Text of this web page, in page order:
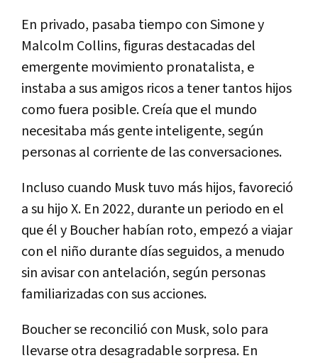
En privado, pasaba tiempo con Simone y
Malcolm Collins, figuras destacadas del
emergente movimiento pronatalista, e
instaba a sus amigos ricos a tener tantos hijos
como fuera posible. Creía que el mundo
necesitaba más gente inteligente, según
personas al corriente de las conversaciones.
Incluso cuando Musk tuvo más hijos, favoreció
a su hijo X. En 2022, durante un periodo en el
que él y Boucher habían roto, empezó a viajar
con el niño durante días seguidos, a menudo
sin avisar con antelación, según personas
familiarizadas con sus acciones.
Boucher se reconcilió con Musk, solo para
llevarse otra desagradable sorpresa. En